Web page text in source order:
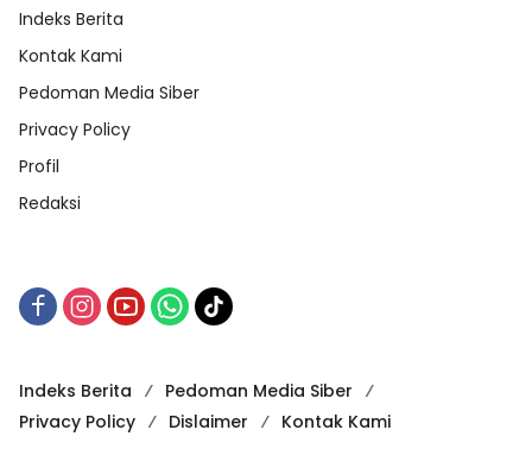
Indeks Berita
Kontak Kami
Pedoman Media Siber
Privacy Policy
Profil
Redaksi
Indeks Berita
Pedoman Media Siber
Privacy Policy
Dislaimer Kontak Kami